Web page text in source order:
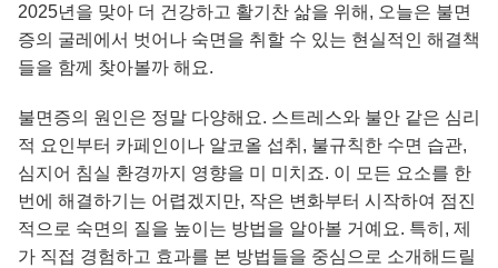
2025년을 맞아 더 건강하고 활기찬 삶을 위해, 오늘은 불면
증의 굴레에서 벗어나 숙면을 취할 수 있는 현실적인 해결책
들을 함께 찾아볼까 해요.
불면증의 원인은 정말 다양해요. 스트레스와 불안 같은 심리
적 요인부터 카페인이나 알코올 섭취, 불규칙한 수면 습관,
심지어 침실 환경까지 영향을 미 미치죠. 이 모든 요소를 한
번에 해결하기는 어렵겠지만, 작은 변화부터 시작하여 점진
적으로 숙면의 질을 높이는 방법을 알아볼 거예요. 특히, 제
가 직접 경험하고 효과를 본 방법들을 중심으로 소개해드릴